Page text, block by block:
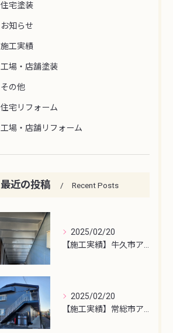
住宅塗装
お知らせ
施工実績
工場・店舗塗装
その他
住宅リフォーム
工場・店舗リフォーム
最近の投稿 Recent Posts
2025/02/20
2025/02/20